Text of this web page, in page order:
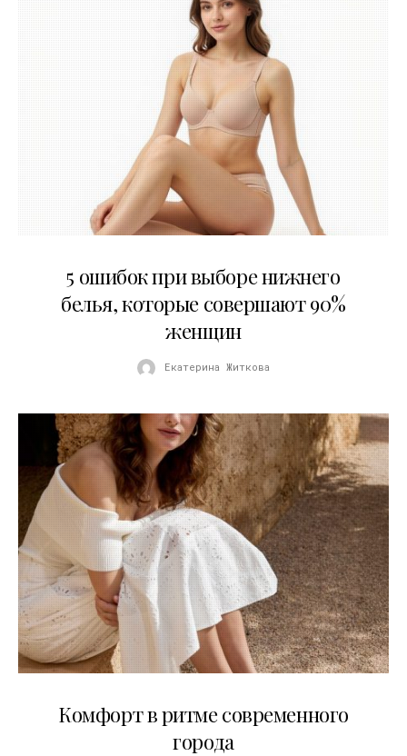
5 ошибок при выборе нижнего
белья, которые совершают 90%
женщин
Екатерина Житкова
Комфорт в ритме современного
города